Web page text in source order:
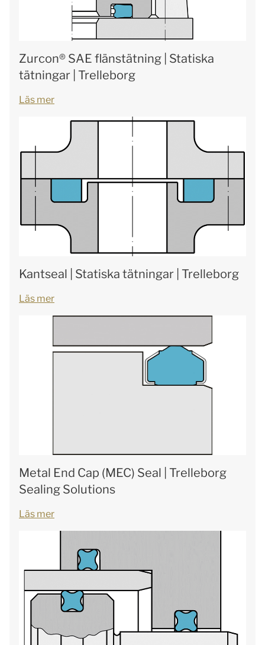
Zurcon® SAE flänstätning | Statiska
tätningar | Trelleborg
Läs mer
Kantseal | Statiska tätningar | Trelleborg
Läs mer
Metal End Cap (MEC) Seal | Trelleborg
Sealing Solutions
Läs mer